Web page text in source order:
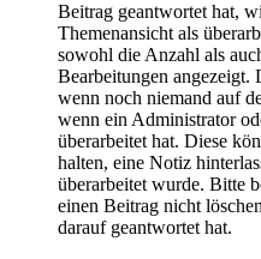
Beitrag geantwortet hat,
Themenansicht als
sowohl die Anzahl als
Bearbeitungen angezeigt.
wenn noch niemand auf
wenn ein Administrator
überarbeitet hat. Diese
halten, eine Notiz
überarbeitet wurde. Bitte
einen Beitrag nicht
darauf geantwortet hat.